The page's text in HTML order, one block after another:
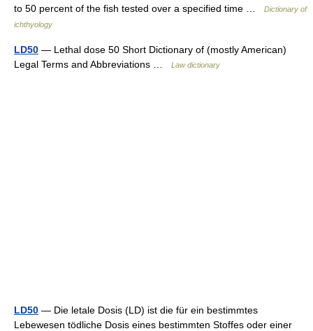
to 50 percent of the fish tested over a specified time …
Dictionary of
ichthyology
LD50 — Lethal dose 50 Short Dictionary of (mostly American)
Legal Terms and Abbreviations …
Law dictionary
LD50 — Die letale Dosis (LD) ist die für ein bestimmtes
Lebewesen tödliche Dosis eines bestimmten Stoffes oder einer